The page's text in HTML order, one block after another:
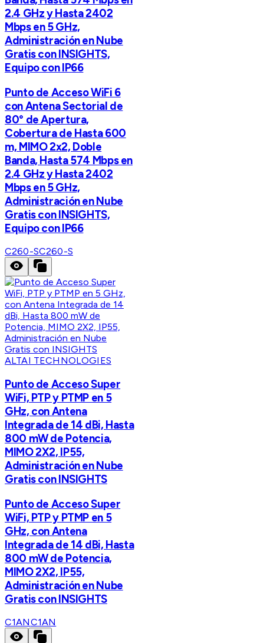
2.4 GHz y Hasta 2402
Mbps en 5 GHz,
Administración en Nube
Gratis con INSIGHTS,
Equipo con IP66
Punto de Acceso WiFi 6
con Antena Sectorial de
80° de Apertura,
Cobertura de Hasta 600
m, MIMO 2x2, Doble
Banda, Hasta 574 Mbps en
2.4 GHz y Hasta 2402
Mbps en 5 GHz,
Administración en Nube
Gratis con INSIGHTS,
Equipo con IP66
C260-SC260-S
ALTAI TECHNOLOGIES
Punto de Acceso Super
WiFi, PTP y PTMP en 5
GHz, con Antena
Integrada de 14 dBi, Hasta
800 mW de Potencia,
MIMO 2X2, IP55,
Administración en Nube
Gratis con INSIGHTS
Punto de Acceso Super
WiFi, PTP y PTMP en 5
GHz, con Antena
Integrada de 14 dBi, Hasta
800 mW de Potencia,
MIMO 2X2, IP55,
Administración en Nube
Gratis con INSIGHTS
C1ANC1AN